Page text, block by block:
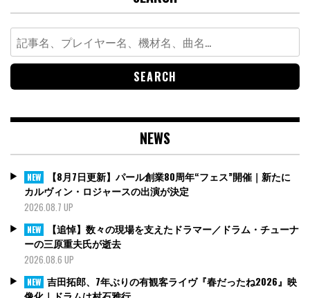
Search
for:
NEWS
NEW
【8月7日更新】パール創業80周年“フェス”開催｜新たに
カルヴィン・ロジャースの出演が決定
2026.08.7 UP
NEW
【追悼】数々の現場を支えたドラマー／ドラム・チューナ
ーの三原重夫氏が逝去
2026.08.6 UP
NEW 吉田拓郎、7年ぶりの有観客ライヴ『春だったね2026』映